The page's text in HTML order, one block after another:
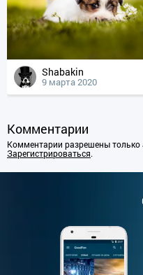
Shabakin
9 марта 2020
Комментарии
Комментарии разрешены
Зарегистрироваться.